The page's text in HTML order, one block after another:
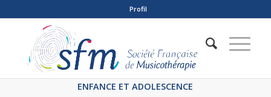
Profil
ENFANCE ET ADOLESCENCE